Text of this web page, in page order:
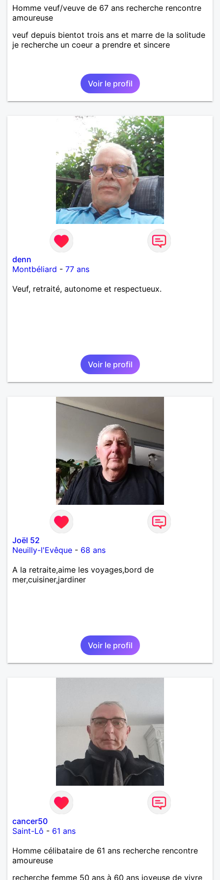
Homme veuf/veuve de 67 ans recherche rencontre
amoureuse
veuf depuis bientot trois ans et marre de la solitude
je recherche un coeur a prendre et sincere
Voir le profil
denn
Montbéliard - 77 ans
Veuf, retraité, autonome et respectueux.
Voir le profil
Joël 52
Neuilly-l'Evêque - 68 ans
A la retraite,aime les voyages,bord de
mer,cuisiner,jardiner
Voir le profil
cancer50
Saint-Lô - 61 ans
Homme célibataire de 61 ans recherche rencontre
amoureuse
recherche femme 50 ans à 60 ans joyeuse de vivre